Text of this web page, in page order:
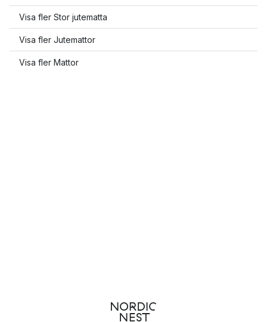
Visa fler Stor jutematta
Visa fler Jutemattor
Visa fler Mattor